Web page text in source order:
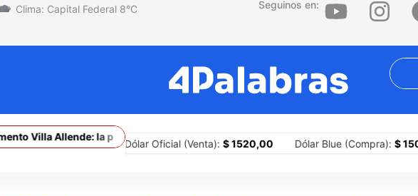
8°C Seguinos en:
Villa Allende: la primera ciudad del país en implementar portones para sitiar barrios
$ 1470,00 Dólar Oficial (Venta):$ 1520,00 Dólar Blue (Compra):$ 1505,00